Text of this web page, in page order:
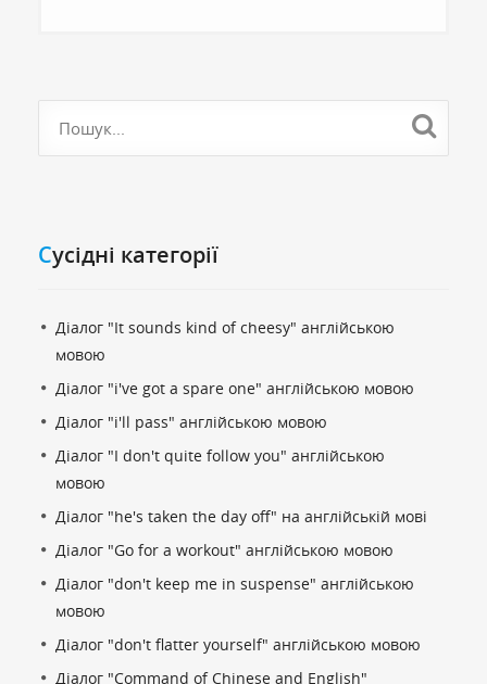
Cусідні категорії
Діалог "It sounds kind of cheesy" англійською
мовою
Діалог "i've got a spare one" англійською мовою
Діалог "i'll pass" англійською мовою
Діалог "I don't quite follow you" англійською
мовою
Діалог "he's taken the day off" на англійській мові
Діалог "Go for a workout" англійською мовою
Діалог "don't keep me in suspense" англійською
мовою
Діалог "don't flatter yourself" англійською мовою
Діалог "Command of Chinese and English"